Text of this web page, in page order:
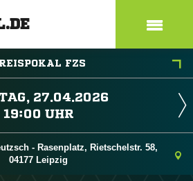
FZS

 
- Rasenplatz, Rietschelstr. 58,
04177 Leipzig